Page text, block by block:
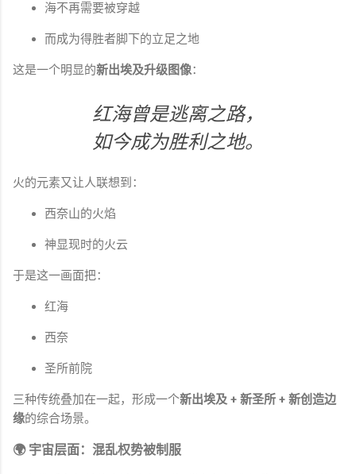
海不再需要被穿越
而成为得胜者脚下的立足之地
这是一个明显的新出埃及升级图像：
红海曾是逃离之路，
如今成为胜利之地。
火的元素又让人联想到：
西奈山的火焰
神显现时的火云
于是这一画面把：
红海
西奈
圣所前院
三种传统叠加在一起，形成一个新出埃及 + 新圣所 + 新创造边
缘的综合场景。
🌍 宇宙层面：混乱权势被制服